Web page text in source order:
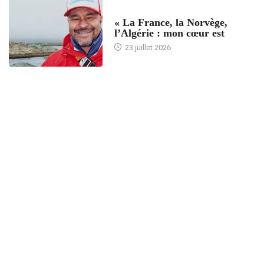
« La France, la Norvège,
l’Algérie : mon cœur est
23 juillet 2026